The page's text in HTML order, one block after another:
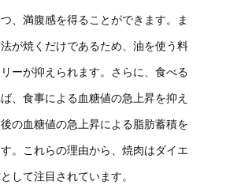
、満腹感を得ることができます。ま
が焼くだけであるため、油を使う料
ーが抑えられます。さらに、食べる
、食事による血糖値の急上昇を抑え
の血糖値の急上昇による脂肪蓄積を
。これらの理由から、焼肉はダイエ
して注目されています。